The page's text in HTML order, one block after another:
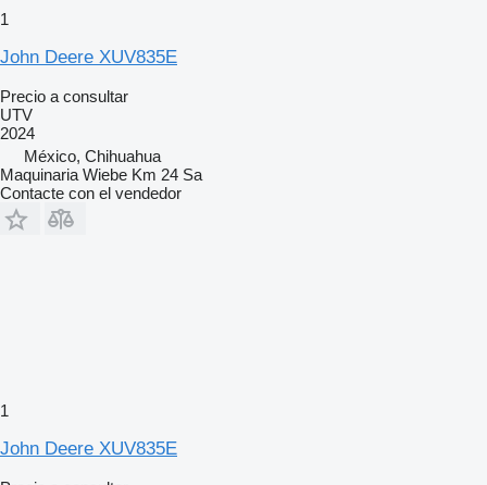
1
John Deere XUV835E
Precio a consultar
UTV
2024
México, Chihuahua
Maquinaria Wiebe Km 24 Sa
Contacte con el vendedor
1
John Deere XUV835E